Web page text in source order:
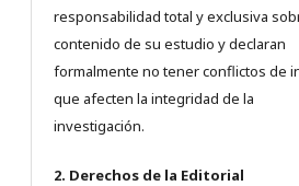
responsabilidad total y exclusiva
contenido de su estudio y declaran
formalmente no tener conflictos de
que afecten la integridad de la
investigación.
2. Derechos de la Editorial